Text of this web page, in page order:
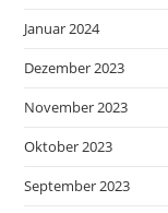
Januar 2024
Dezember 2023
November 2023
Oktober 2023
September 2023